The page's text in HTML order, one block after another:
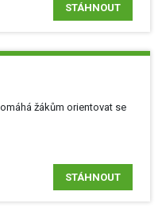
STÁHNOUT
žákům orientovat se
STÁHNOUT